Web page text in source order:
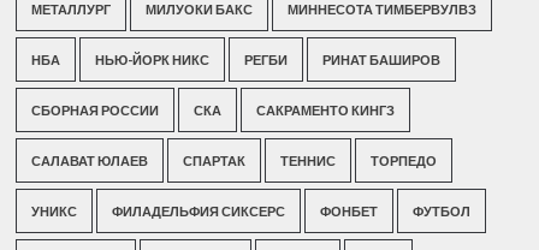
МЕТАЛЛУРГ МИЛУОКИ БАКС МИННЕСОТА ТИМБЕРВУЛВЗ
НБА НЬЮ-ЙОРК НИКС РЕГБИ РИНАТ БАШИРОВ
СБОРНАЯ РОССИИ СКА САКРАМЕНТО КИНГЗ
САЛАВАТ ЮЛАЕВ СПАРТАК ТЕННИС ТОРПЕДО
УНИКС ФИЛАДЕЛЬФИЯ СИКСЕРС ФОНБЕТ ФУТБОЛ